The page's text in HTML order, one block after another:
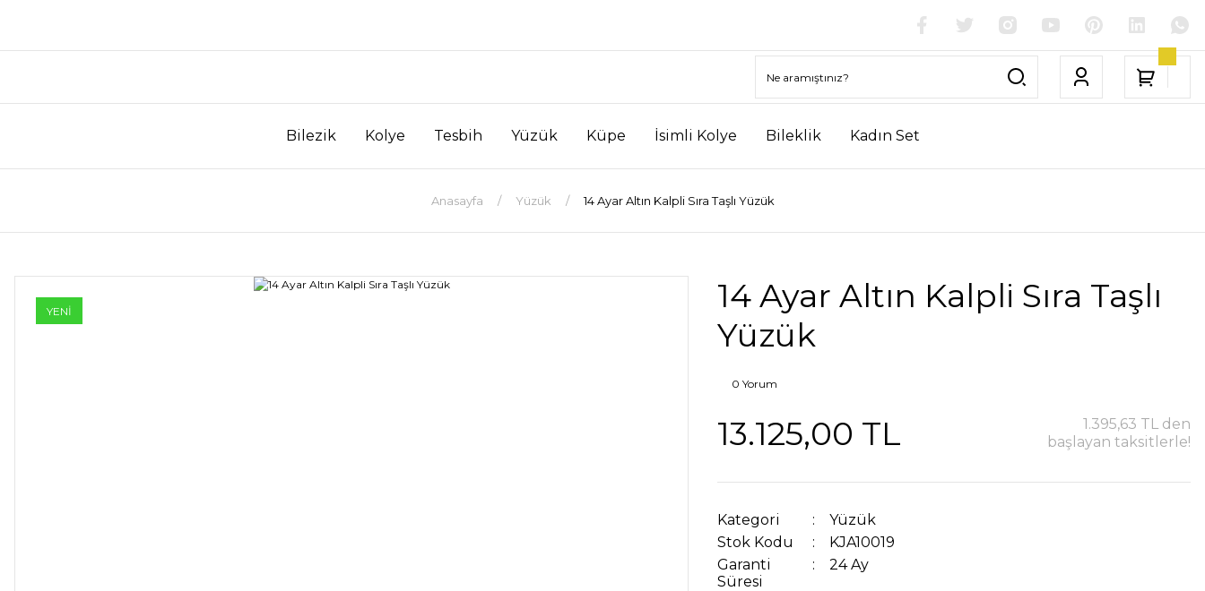
Bilezik Kolye Tesbih Yüzük Küpe İsimli Kolye Bileklik Kadın Set
Anasayfa Yüzük 14 Ayar Altın Kalpli Sıra Taşlı Yüzük
YENİ
14 Ayar Altın Kalpli Sıra Taşlı
Yüzük
0 Yorum
13.125,00 TL
1.395,63 TL den
başlayan taksitlerle!
Kategori
Yüzük
Stok Kodu
KJA10019
Garanti
Süresi
24 Ay